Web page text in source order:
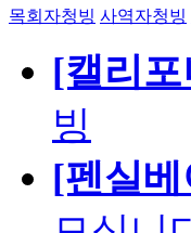
목회자청빙 사역자청빙
[캘리
빙
[펜실